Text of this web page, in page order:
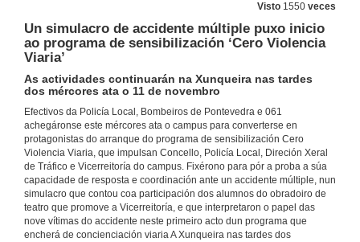
Visto 1550 veces
Un simulacro de accidente múltiple puxo inicio
ao programa de sensibilización ‘Cero Violencia
Viaria’
As actividades continuarán na Xunqueira nas tardes
dos mércores ata o 11 de novembro
Efectivos da Policía Local, Bombeiros de Pontevedra e 061
achegáronse este mércores ata o campus para converterse en
protagonistas do arranque do programa de sensibilización Cero
Violencia Viaria, que impulsan Concello, Policía Local, Direción Xeral
de Tráfico e Vicerreitoría do campus. Fixérono para pór a proba a súa
capacidade de resposta e coordinación ante un accidente múltiple, nun
simulacro que contou coa participación dos alumnos do obradoiro de
teatro que promove a Vicerreitoría, e que interpretaron o papel das
nove vítimas do accidente neste primeiro acto dun programa que
encherá de concienciación viaria A Xunqueira nas tardes dos